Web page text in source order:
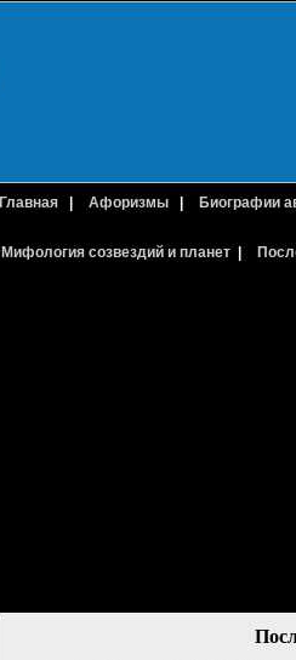
Главная Афоризмы Биографии
Мифология созвездий и планет|